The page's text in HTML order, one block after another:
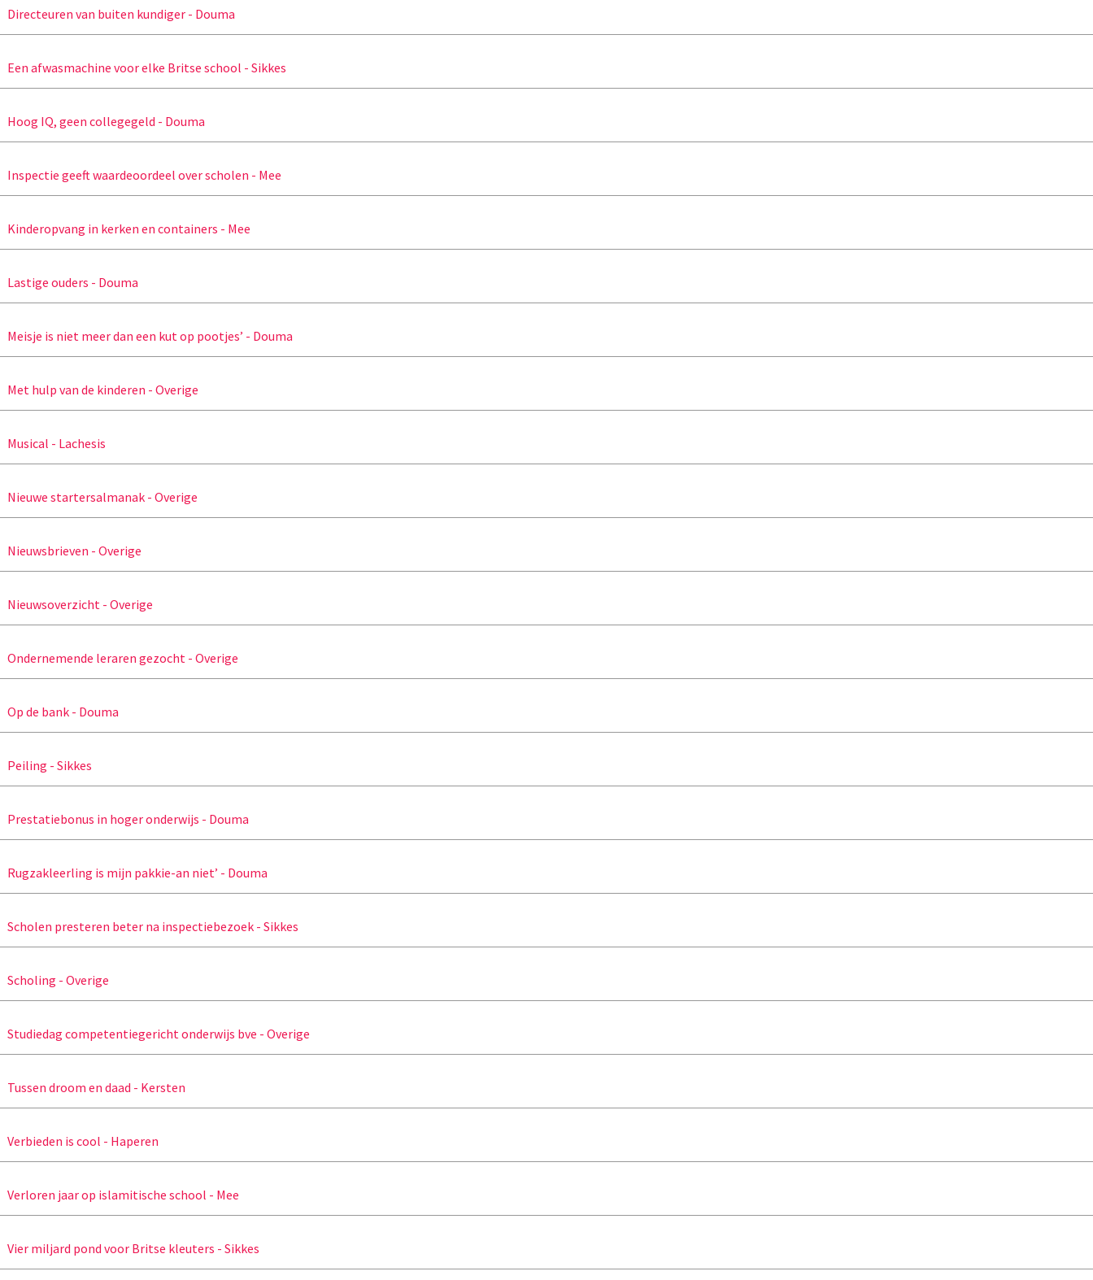
Directeuren van buiten kundiger - Douma
Een afwasmachine voor elke Britse school - Sikkes
Hoog IQ, geen collegegeld - Douma
Inspectie geeft waardeoordeel over scholen - Mee
Kinderopvang in kerken en containers - Mee
Lastige ouders - Douma
Meisje is niet meer dan een kut op pootjes’ - Douma
Met hulp van de kinderen - Overige
Musical - Lachesis
Nieuwe startersalmanak - Overige
Nieuwsbrieven - Overige
Nieuwsoverzicht - Overige
Ondernemende leraren gezocht - Overige
Op de bank - Douma
Peiling - Sikkes
Prestatiebonus in hoger onderwijs - Douma
Rugzakleerling is mijn pakkie-an niet’ - Douma
Scholen presteren beter na inspectiebezoek - Sikkes
Scholing - Overige
Studiedag competentiegericht onderwijs bve - Overige
Tussen droom en daad - Kersten
Verbieden is cool - Haperen
Verloren jaar op islamitische school - Mee
Vier miljard pond voor Britse kleuters - Sikkes